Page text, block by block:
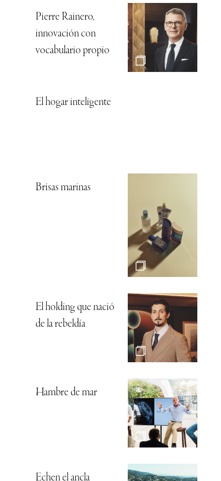
Pierre Rainero,
innovación con
vocabulario propio
El hogar inteligente
Brisas marinas
El holding que nació
de la rebeldía
Hambre de mar
Echen el ancla